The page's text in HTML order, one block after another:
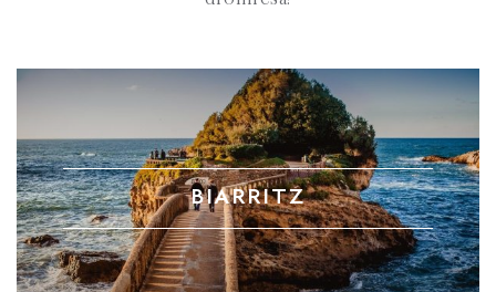
BIARRITZ